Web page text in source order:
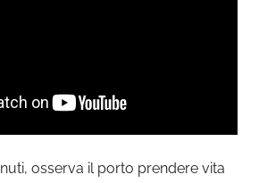
osserva il porto prendere vita